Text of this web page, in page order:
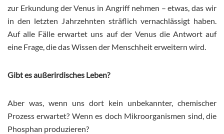
zur Erkundung der Venus in Angriff nehmen – etwas, das wir
in den letzten Jahrzehnten sträflich vernachlässigt haben.
Auf alle Fälle erwartet uns auf der Venus die Antwort auf
eine Frage, die das Wissen der Menschheit erweitern wird.
Gibt es außerirdisches Leben?
Aber was, wenn uns dort kein unbekannter, chemischer
Prozess erwartet? Wenn es doch Mikroorganismen sind, die
Phosphan produzieren?